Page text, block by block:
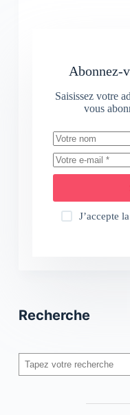
Abonnez-
Saisissez votre
vous
J’accepte la
Recherche
Rechercher